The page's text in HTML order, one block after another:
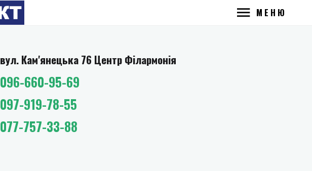
МЕНЮ
вул. Кам'янецька 76 Центр Філармонія
096-660-95-69
097-919-78-55
077-757-33-88